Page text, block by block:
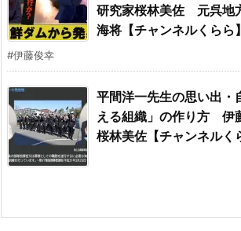
研究家桜林美佐 元呉地
海将【チャンネルくらら】
#伊藤俊幸
平間洋一先生の思い出・
える組織」の作り方 伊
桜林美佐【チャンネルく